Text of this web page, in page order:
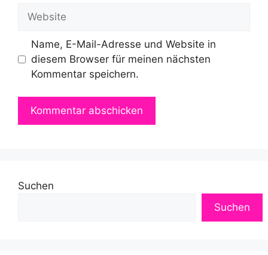
Name, E-Mail-Adresse und Website in
diesem Browser für meinen nächsten
Kommentar speichern.
Suchen
Suchen